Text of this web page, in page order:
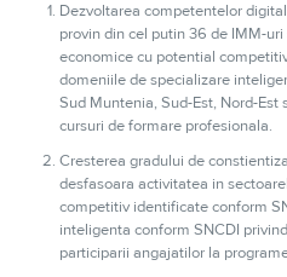
Dezvoltarea competentelor
provin din cel putin 36 de IMM-
economice cu potential
domeniile de specializare
Sud Muntenia, Sud-Est, Nord-
cursuri de formare profesionala.
Cresterea gradului de
desfasoara activitatea in
competitiv identificate conform
inteligenta conform SNCDI
participarii angajatilor la